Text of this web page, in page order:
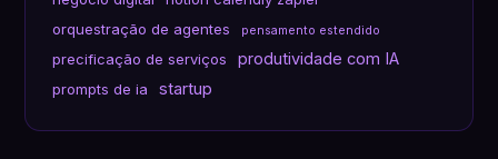
orquestração de agentes
pensamento estendido
precificação de serviços produtividade com IA
prompts de ia startup